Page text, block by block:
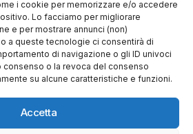
i cookie per memorizzare e/o accedere
Lo facciamo per migliorare
e per mostrare annunci (non)
a queste tecnologie ci consentirà di
di navigazione o gli ID univoci
consenso o la revoca del consenso
su alcune caratteristiche e funzioni.
Accetta